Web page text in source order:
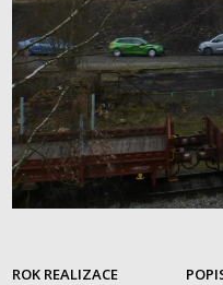
ROK REALIZACE